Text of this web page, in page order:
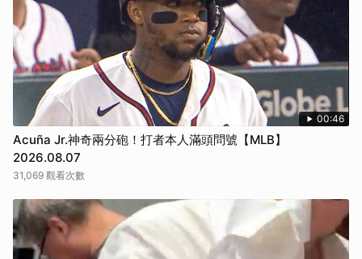
00:46
Acuña Jr.神奇兩分砲！打者本人滿頭問號【MLB】
2026.08.07
31,069 觀看次數
取消